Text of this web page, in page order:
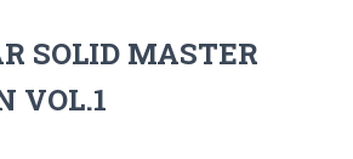
SOLID MASTER
VOL.1